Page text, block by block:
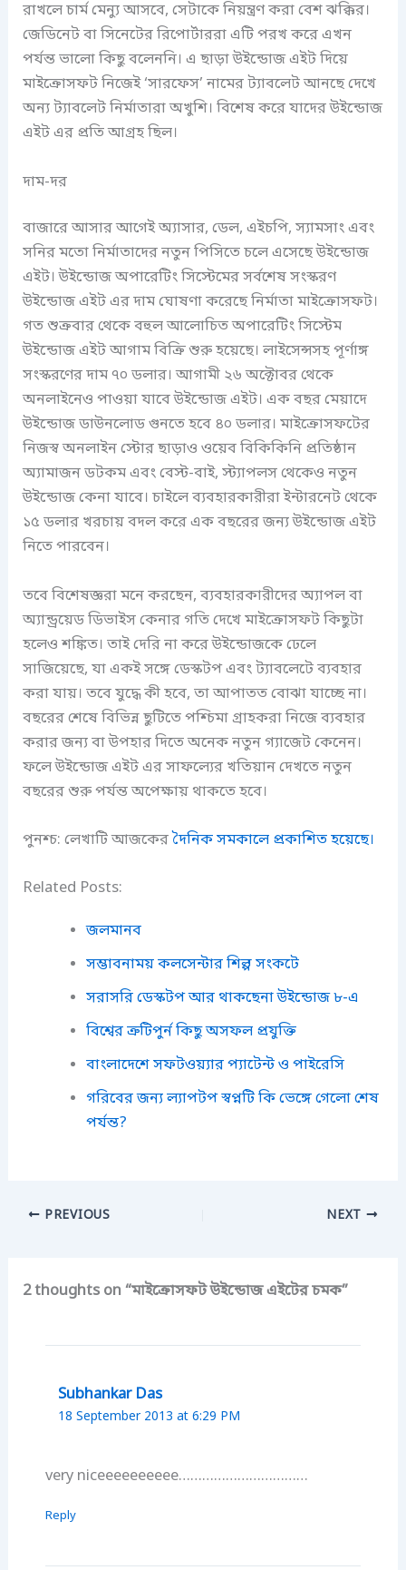
রাখলে চার্ম মেন্যু আসবে, সেটাকে নিয়ন্ত্রণ করা বেশ ঝক্কির।
জেডিনেট বা সিনেটের রিপোর্টাররা এটি পরখ করে এখন
পর্যন্ত ভালো কিছু বলেননি। এ ছাড়া উইন্ডোজ এইট দিয়ে
মাইক্রোসফট নিজেই ‘সারফেস’ নামের ট্যাবলেট আনছে দেখে
অন্য ট্যাবলেট নির্মাতারা অখুশি। বিশেষ করে যাদের উইন্ডোজ
এইট এর প্রতি আগ্রহ ছিল।
দাম-দর
বাজারে আসার আগেই অ্যাসার, ডেল, এইচপি, স্যামসাং এবং
সনির মতো নির্মাতাদের নতুন পিসিতে চলে এসেছে উইন্ডোজ
এইট। উইন্ডোজ অপারেটিং সিস্টেমের সর্বশেষ সংস্করণ
উইন্ডোজ এইট এর দাম ঘোষণা করেছে নির্মাতা মাইক্রোসফট।
গত শুক্রবার থেকে বহুল আলোচিত অপারেটিং সিস্টেম
উইন্ডোজ এইট আগাম বিক্রি শুরু হয়েছে। লাইসেন্সসহ পূর্ণাঙ্গ
সংস্করণের দাম ৭০ ডলার। আগামী ২৬ অক্টোবর থেকে
অনলাইনেও পাওয়া যাবে উইন্ডোজ এইট। এক বছর মেয়াদে
উইন্ডোজ ডাউনলোড গুনতে হবে ৪০ ডলার। মাইক্রোসফটের
নিজস্ব অনলাইন স্টোর ছাড়াও ওয়েব বিকিকিনি প্রতিষ্ঠান
অ্যামাজন ডটকম এবং বেস্ট-বাই, স্ট্যাপলস থেকেও নতুন
উইন্ডোজ কেনা যাবে। চাইলে ব্যবহারকারীরা ইন্টারনেট থেকে
১৫ ডলার খরচায় বদল করে এক বছরের জন্য উইন্ডোজ এইট
নিতে পারবেন।
তবে বিশেষজ্ঞরা মনে করছেন, ব্যবহারকারীদের অ্যাপল বা
অ্যান্ড্রয়েড ডিভাইস কেনার গতি দেখে মাইক্রোসফট কিছুটা
হলেও শঙ্কিত। তাই দেরি না করে উইন্ডোজকে ঢেলে
সাজিয়েছে, যা একই সঙ্গে ডেস্কটপ এবং ট্যাবলেটে ব্যবহার
করা যায়। তবে যুদ্ধে কী হবে, তা আপাতত বোঝা যাচ্ছে না।
বছরের শেষে বিভিন্ন ছুটিতে পশ্চিমা গ্রাহকরা নিজে ব্যবহার
করার জন্য বা উপহার দিতে অনেক নতুন গ্যাজেট কেনেন।
ফলে উইন্ডোজ এইট এর সাফল্যের খতিয়ান দেখতে নতুন
বছরের শুরু পর্যন্ত অপেক্ষায় থাকতে হবে।
পুনশ্চ: লেখাটি আজকের দৈনিক সমকালে প্রকাশিত হয়েছে।
Related Posts:
জলমানব
সম্ভাবনাময় কলসেন্টার শিল্প সংকটে
সরাসরি ডেস্কটপ আর থাকছেনা উইন্ডোজ ৮-এ
বিশ্বের ত্রুটিপুর্ন কিছু অসফল প্রযুক্তি
বাংলাদেশে সফটওয়্যার প্যাটেন্ট ও পাইরেসি
গরিবের জন্য ল্যাপটপ স্বপ্নটি কি ভেঙ্গে গেলো শেষ
পর্যন্ত?
PREVIOUS NEXT
2 thoughts on “মাইক্রোসফট উইন্ডোজ এইটের চমক”
Subhankar Das
18 September 2013 at 6:29 PM
very niceeeeeeeeee……………………………
Reply